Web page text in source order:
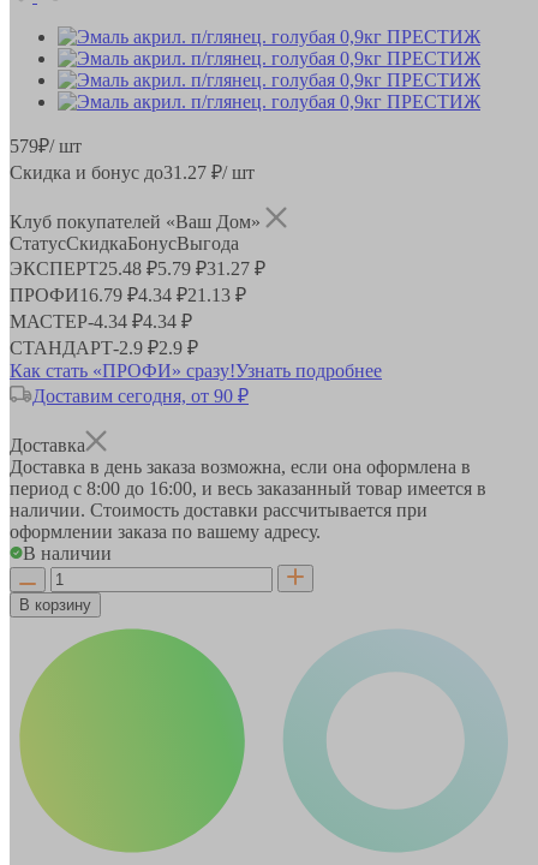
579₽/ шт
Скидка и бонус до31.27 ₽/ шт
Клуб покупателей «Ваш Дом»
СтатусСкидкаБонусВыгода
ЭКСПЕРТ25.48 ₽5.79 ₽31.27 ₽
ПРОФИ16.79 ₽4.34 ₽21.13 ₽
МАСТЕР-4.34 ₽4.34 ₽
СТАНДАРТ-2.9 ₽2.9 ₽
Как стать «ПРОФИ» сразу!Узнать подробнее
Доставим сегодня, от 90 ₽
Доставка
Доставка в день заказа возможна, если она оформлена в
период с 8:00 до 16:00, и весь заказанный товар имеется в
наличии. Стоимость доставки рассчитывается при
оформлении заказа по вашему адресу.
В наличии
В корзину